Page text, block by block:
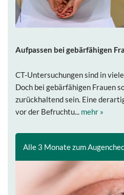
Aufpassen bei gebärfähigen
CT-Untersuchungen sind in
Doch bei gebärfähigen Frauen
zurückhaltend sein. Eine
vor der Befruchtu... mehr »
Alle 3 Monate zum